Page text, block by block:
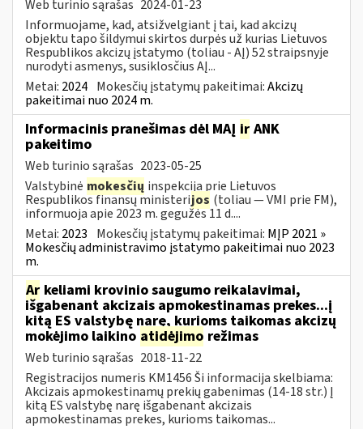
Web turinio sąrašas 2024-01-23
Informuojame, kad, atsižvelgiant į tai, kad akcizų
objektu tapo šildymui skirtos durpės už kurias Lietuvos
Respublikos akcizų įstatymo (toliau - AĮ) 52 straipsnyje
nurodyti asmenys, susiklosčius AĮ...
Metai: 2024 Mokesčių įstatymų pakeitimai:Akcizų
pakeitimai nuo 2024 m.
Informacinis pranešimas dėl MAĮ ir ANK
pakeitimo
Web turinio sąrašas 2023-05-25
Valstybinė mokesčių inspekcija prie Lietuvos
Respublikos finansų ministerijos (toliau — VMI prie FM),
informuoja apie 2023 m. gegužės 11 d....
Metai: 2023 Mokesčių įstatymų pakeitimai: MĮP 2021 »
Mokesčių administravimo įstatymo pakeitimai nuo 2023
m.
Ar keliami krovinio saugumo reikalavimai,
išgabenant akcizais apmokestinamas prekes...į
kitą ES valstybę narę, kurioms taikomas akcizų
mokėjimo laikino atidėjimo režimas
Web turinio sąrašas 2018-11-22
Registracijos numeris KM1456 Ši informacija skelbiama:
Akcizais apmokestinamų prekių gabenimas (14-18 str.) Į
kitą ES valstybę narę išgabenant akcizais
apmokestinamas prekes, kurioms taikomas...